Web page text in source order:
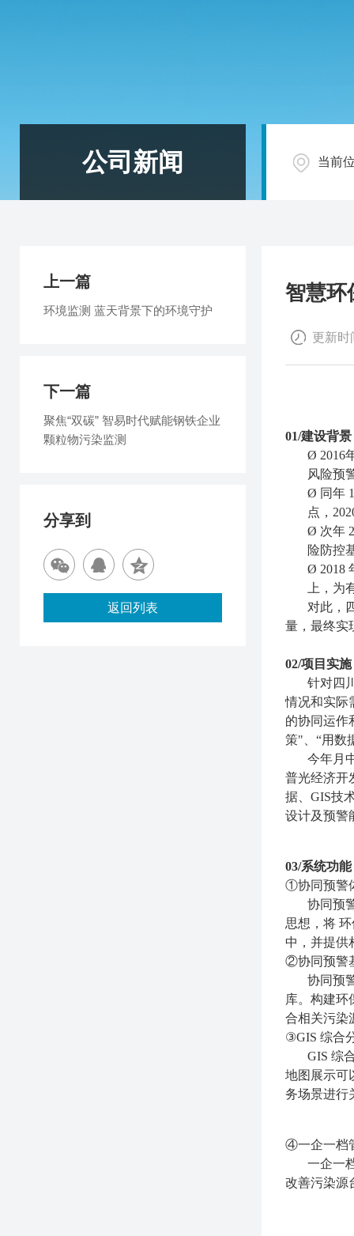
公司新闻 当前
智慧环
更新时
01/建设背景
Ø 2016
风险预
Ø 同年
点，
Ø 次年
险防控
Ø 2018
上，
对此，
量 ， 最终实
02/项目实施
针对四
情况和实际
的协同运作
策"、“用数
今年月
普光经济开
据、 GIS技
设计及预警
03/系统功能
①协同预警
协同预
思想，将
中，并提供
②协同预警
协同预
库。构建环
合相关污染
③GIS 综合
GIS 综
地图展示可
务场景进行
④一企一档
一企一
改善污染源
上一篇
环境监测 蓝天背景下的环境守护
下一篇
聚焦“双碳” 智易时代赋能钢铁企业
颗粒物污染监测
分享到
返回列表